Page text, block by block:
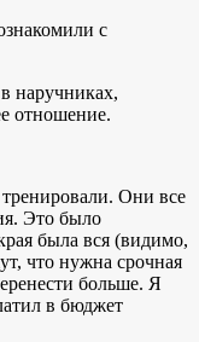
с
наручниках,
отношение.
Они все
Это было
была вся (видимо,
что нужна срочная
больше. Я
в бюджет